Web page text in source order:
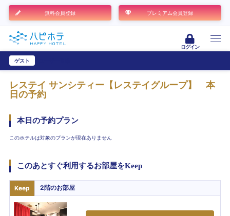
無料会員登録 プレミアム会員登録
ログイン
ゲスト
レステイ サンシティー【レステイグループ】
本
日の予約
本日の予約プラン
このホテルは対象のプランが現在ありません
このあとすぐ利用するお部屋をKeep
Keep 2階のお部屋